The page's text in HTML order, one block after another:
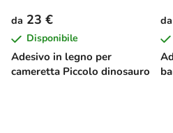
Adesivo in legno per
cameretta Piccolo dinosauro
da 23 €
Disponibile
da